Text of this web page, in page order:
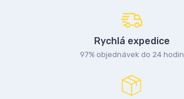
Rychlá expedice
97% objednávek do 24 hodin